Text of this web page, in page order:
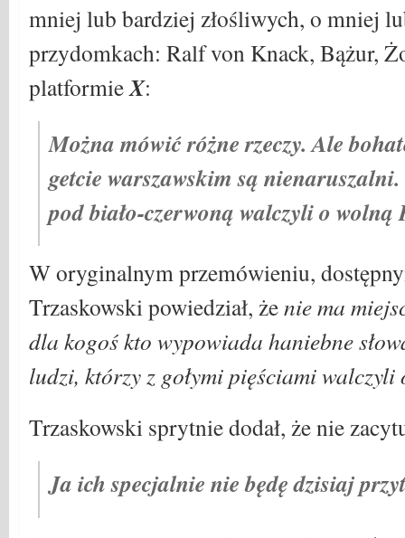
mniej lub bardziej złośliwych, o mniej
przydomkach: Ralf von Knack, Bążur,
platformieX:
Można mówić różne rzeczy. Ale
getcie warszawskim są
pod biało-czerwoną walczyli o wolną
W oryginalnym przemówieniu,
Trzaskowski powiedział, żenie ma
dla kogoś kto wypowiada haniebne
ludzi, którzy z gołymi pięściami
Trzaskowski sprytnie dodał, że nie
Ja ich specjalnie nie będę dzisiaj